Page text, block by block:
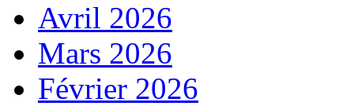
Avril 2026
Mars 2026
Février 2026